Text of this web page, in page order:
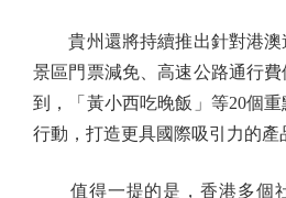
貴州還將持續推出針對港澳
景區門票減免、高速公路通行
到，「黃小西吃晚飯」等20個
行動，打造更具國際吸引力的產
值得一提的是，香港多個